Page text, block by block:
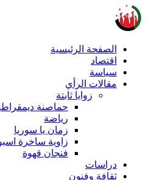
الصفحة الرئيسية
اقتصاد
سياسة
مقالات الرأي
زوايا ثابتة
حماصنة
رياضة
زمان يا سوريا
زاوية ساخرة
فنجان قهوة
دراسات
ثقافة وفنون